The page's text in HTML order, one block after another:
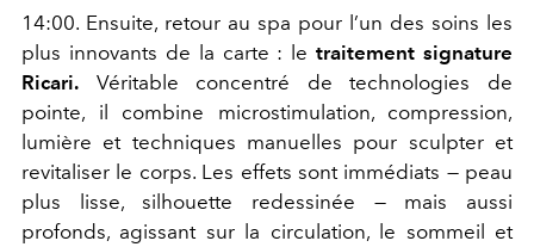
14:00. Ensuite, retour au spa pour l’un des soins les
plus innovants de la carte : letraitement signature
Ricari. Véritable concentré de technologies de
pointe, il combine microstimulation, compression,
lumière et techniques manuelles pour sculpter et
revitaliser le corps. Les effets sont immédiats — peau
plus lisse, silhouette redessinée — mais aussi
profonds, agissant sur la circulation, le sommeil et